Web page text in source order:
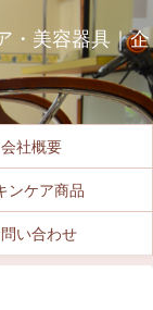
・美容器具｜企
会社概要
ンケア商品
い合わせ